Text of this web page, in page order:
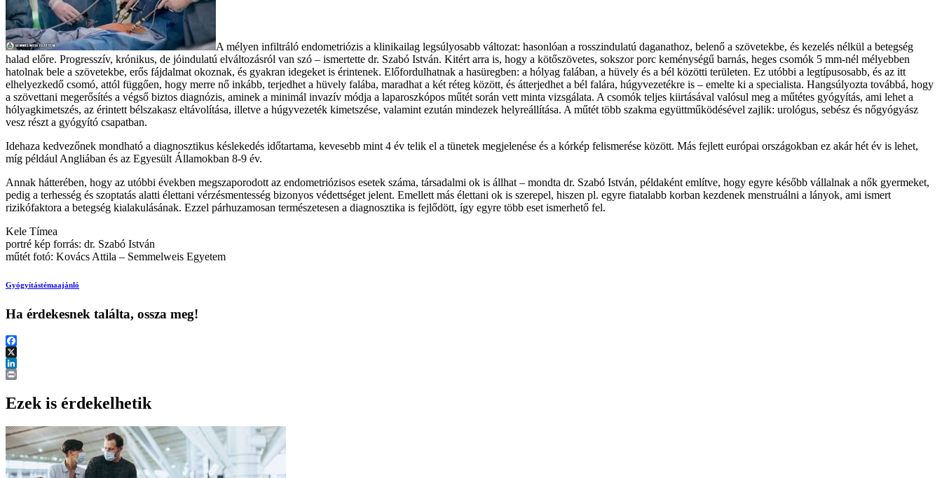
A mélyen infiltráló endometriózis a klinikailag legsúlyosabb változat: hasonlóan a rosszindulatú daganathoz, belenő a szövetekbe, és kezelés nélkül a betegség
halad előre. Progresszív, krónikus, de jóindulatú elváltozásról van szó – ismertette dr. Szabó István. Kitért arra is, hogy a kötőszövetes, sokszor porc keménységű barnás, heges csomók 5 mm-nél mélyebben
hatolnak bele a szövetekbe, erős fájdalmat okoznak, és gyakran idegeket is érintenek. Előfordulhatnak a hasüregben: a hólyag falában, a hüvely és a bél közötti területen. Ez utóbbi a legtípusosabb, és az itt
elhelyezkedő csomó, attól függően, hogy merre nő inkább, terjedhet a hüvely falába, maradhat a két réteg között, és átterjedhet a bél falára, húgyvezetékre is – emelte ki a specialista. Hangsúlyozta továbbá, hogy
a szövettani megerősítés a végső biztos diagnózis, aminek a minimál invazív módja a laparoszkópos műtét során vett minta vizsgálata. A csomók teljes kiirtásával valósul meg a műtétes gyógyítás, ami lehet a
hólyagkimetszés, az érintett bélszakasz eltávolítása, illetve a húgyvezeték kimetszése, valamint ezután mindezek helyreállítása. A műtét több szakma együttműködésével zajlik: urológus, sebész és nőgyógyász
vesz részt a gyógyító csapatban.
Idehaza kedvezőnek mondható a diagnosztikus késlekedés időtartama, kevesebb mint 4 év telik el a tünetek megjelenése és a kórkép felismerése között. Más fejlett európai országokban ez akár hét év is lehet,
míg például Angliában és az Egyesült Államokban 8-9 év.
Annak hátterében, hogy az utóbbi években megszaporodott az endometriózisos esetek száma, társadalmi ok is állhat – mondta dr. Szabó István, példaként említve, hogy egyre később vállalnak a nők gyermeket,
pedig a terhesség és szoptatás alatti élettani vérzésmentesség bizonyos védettséget jelent. Emellett más élettani ok is szerepel, hiszen pl. egyre fiatalabb korban kezdenek menstruálni a lányok, ami ismert
rizikófaktora a betegség kialakulásának. Ezzel párhuzamosan természetesen a diagnosztika is fejlődött, így egyre több eset ismerhető fel.
Kele Tímea
portré kép forrás: dr. Szabó István
műtét fotó: Kovács Attila – Semmelweis Egyetem
Gyógyítástémaajánló
Ha érdekesnek találta, ossza meg!
Facebook
X
LinkedIn
Ezek is érdekelhetik